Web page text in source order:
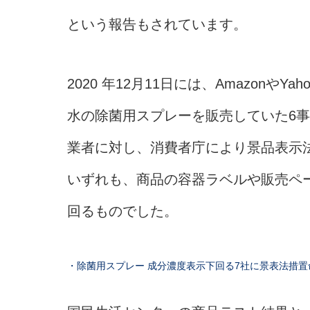
という報告もされています。
2020 年12月11日には、Amazonや
水の除菌用スプレーを販売していた6
業者に対し、消費者庁により景品表示
いずれも、商品の容器ラベルや販売
回るものでした。
・除菌用スプレー 成分濃度表示下回る7社に景表法措